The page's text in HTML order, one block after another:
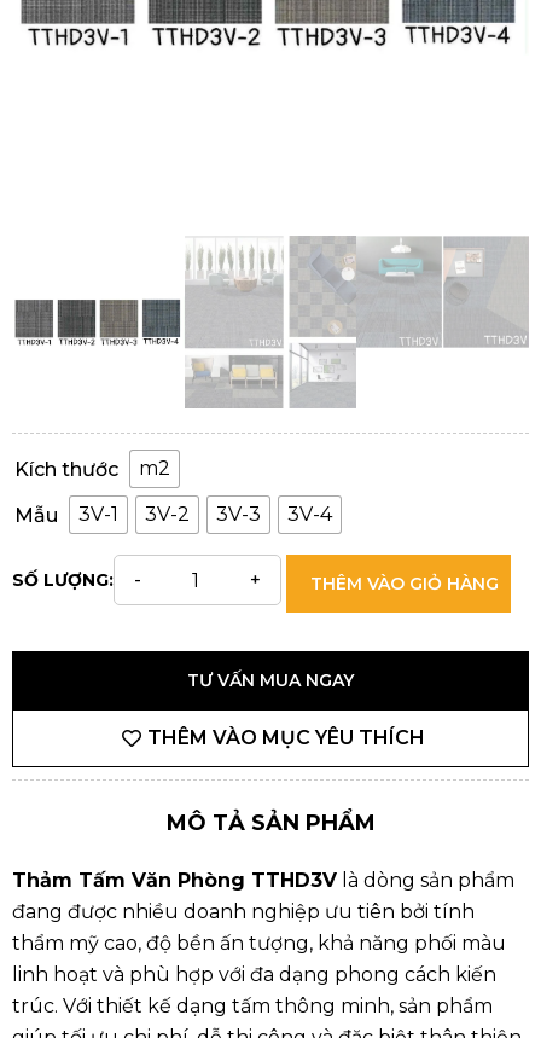
Kích thước m2
Mẫu 3V-1 3V-2 3V-3 3V-4
SỐ LƯỢNG: THÊM VÀO GIỎ HÀNG
TƯ VẤN MUA NGAY
THÊM VÀO MỤC YÊU THÍCH
MÔ TẢ SẢN PHẨM
Thảm Tấm Văn Phòng TTHD3V là dòng sản phẩm
đang được nhiều doanh nghiệp ưu tiên bởi tính
thẩm mỹ cao, độ bền ấn tượng, khả năng phối màu
linh hoạt và phù hợp với đa dạng phong cách kiến
trúc. Với thiết kế dạng tấm thông minh, sản phẩm